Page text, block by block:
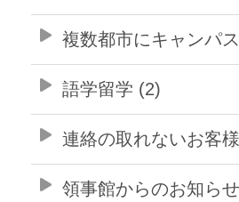
複数都市にキャンパ
語学留学 (2)
連絡の取れないお客
領事館からのお知ら